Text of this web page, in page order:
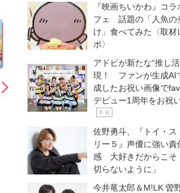
『映画ちいかわ』コラ
フェ 話題の「人魚の
け」食べてみた〈取材
ポ〉
アドビが新たな“推し
現！ ファンが生成AI
成したお祝い画像で
デビュー1周年をお祝
P R
佐野勇斗、『トイ・ス
リー５』声優に強い責
感 大好きだからこそ
切らないように」
今井竜太郎＆M!LK 曽